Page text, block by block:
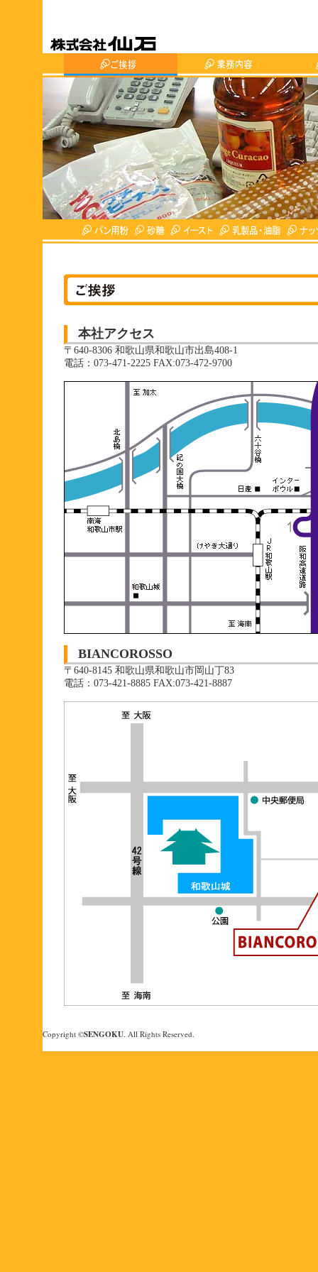
本社アクセス
〒640-8306 和歌山県和歌山市出島408-1
電話：073-471-2225 FAX:073-472-9700
BIANCOROSSO
〒640-8145 和歌山県和歌山市岡山丁83
電話：073-421-8885 FAX:073-421-8887
Copyright ©SENGOKU. All Rights Reserved.